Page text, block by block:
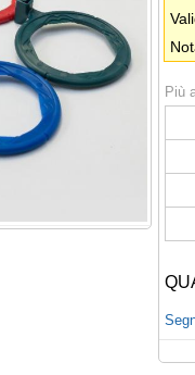
Più